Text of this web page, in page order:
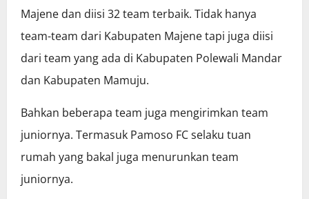
Majene dan diisi 32 team terbaik. Tidak hanya
team-team dari Kabupaten Majene tapi juga diisi
dari team yang ada di Kabupaten Polewali Mandar
dan Kabupaten Mamuju.
Bahkan beberapa team juga mengirimkan team
juniornya. Termasuk Pamoso FC selaku tuan
rumah yang bakal juga menurunkan team
juniornya.